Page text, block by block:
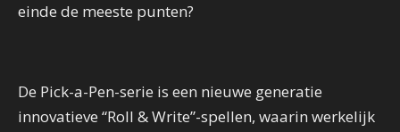
einde de meeste punten?
De Pick-a-Pen-serie is een nieuwe generatie
innovatieve “Roll & Write”-spellen, waarin werkelijk